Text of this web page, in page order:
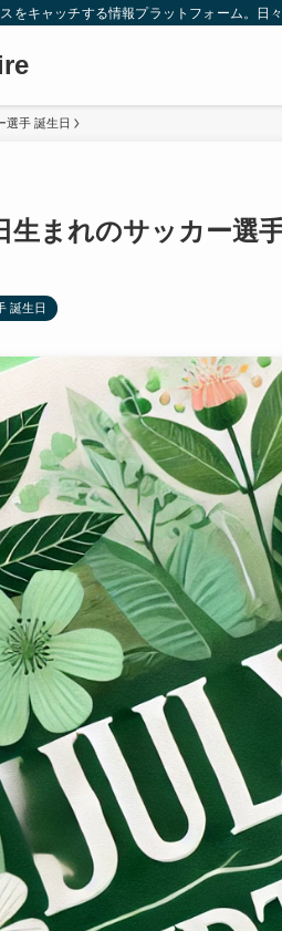
をキャッチする情報プラットフォーム。日
選手 誕生日
生まれのサッカー選
誕生日